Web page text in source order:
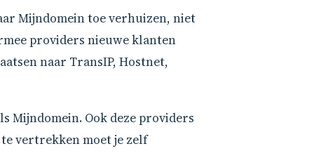
Mijndomein toe verhuizen, niet
providers nieuwe klanten
naar TransIP, Hostnet,
Mijndomein. Ook deze providers
vertrekken moet je zelf